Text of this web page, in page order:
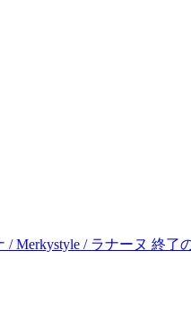
/ Merkystyle / ラナーヌ 終了